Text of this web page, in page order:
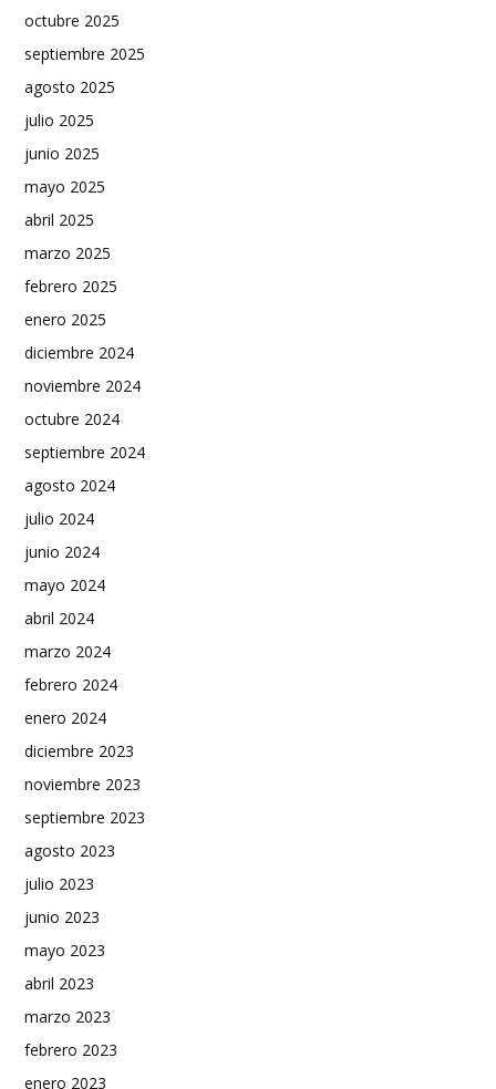
octubre 2025
septiembre 2025
agosto 2025
julio 2025
junio 2025
mayo 2025
abril 2025
marzo 2025
febrero 2025
enero 2025
diciembre 2024
noviembre 2024
octubre 2024
septiembre 2024
agosto 2024
julio 2024
junio 2024
mayo 2024
abril 2024
marzo 2024
febrero 2024
enero 2024
diciembre 2023
noviembre 2023
septiembre 2023
agosto 2023
julio 2023
junio 2023
mayo 2023
abril 2023
marzo 2023
febrero 2023
enero 2023